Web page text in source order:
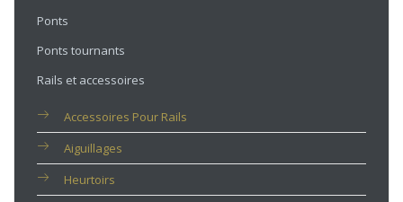
Ponts
Ponts tournants
Rails et accessoires
Accessoires Pour Rails
Aiguillages
Heurtoirs